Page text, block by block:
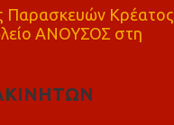
Παρασκευών Κρέατος
ΑΝΟΥΣΟΣ στη